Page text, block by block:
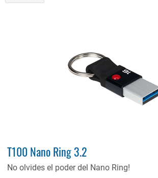
T100 Nano Ring 3.2
No olvides el poder del Nano Ring!